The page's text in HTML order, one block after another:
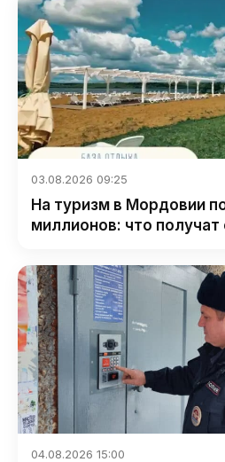
03.08.2026 09:25
На туризм в Мордовии
миллионов: что
04.08.2026 15:00